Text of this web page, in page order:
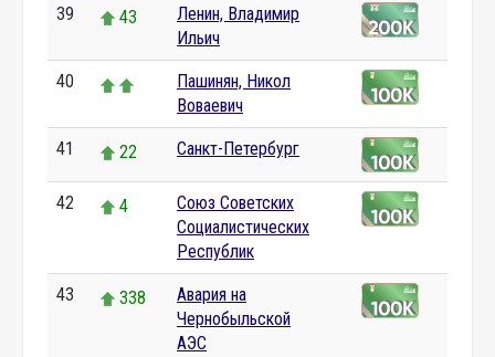
39 43
Ленин, Владимир
Ильич
40
Пашинян, Никол
Воваевич
41 22 Санкт-Петербург
42 4
Союз Советских
Социалистических
Республик
43 338
Авария на
Чернобыльской
АЭС